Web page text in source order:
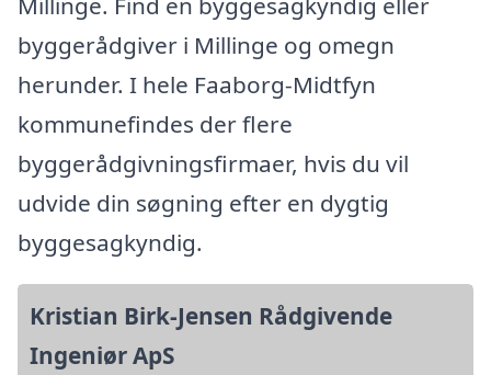
byggerådgiver i Millinge og omegn
herunder. I hele Faaborg-Midtfyn
kommunefindes der flere
byggerådgivningsfirmaer, hvis du vil
udvide din søgning efter en dygtig
byggesagkyndig.
Kristian Birk-Jensen Rådgivende
Ingeniør ApS